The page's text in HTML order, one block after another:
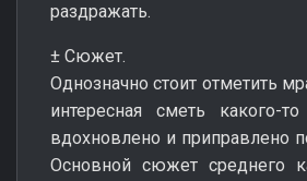
раздражать.
± Сюжет.
Однозначно стоит отметить
интересная сметь
вдохновлено и приправлено
Основной сюжет среднего